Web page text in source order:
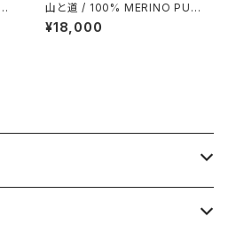
山と道 / 100% MERINO PUL
LOVER（UNISEX）
¥18,000